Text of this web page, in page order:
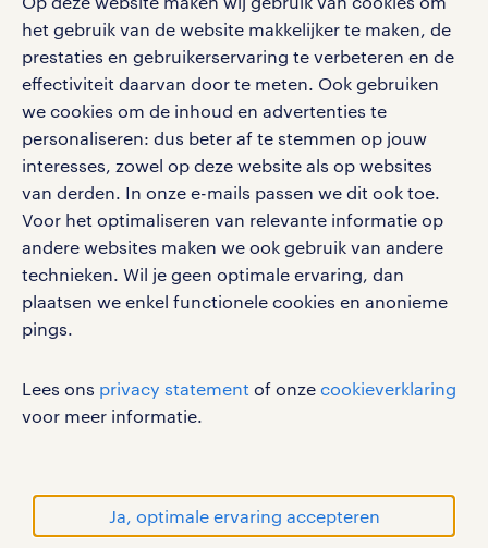
het gebruik van de website makkelijker te maken, de
prestaties en gebruikerservaring te verbeteren en de
effectiviteit daarvan door te meten. Ook gebruiken
we cookies om de inhoud en advertenties te
personaliseren: dus beter af te stemmen op jouw
interesses, zowel op deze website als op websites
van derden. In onze e-mails passen we dit ook toe.
Voor het optimaliseren van relevante informatie op
andere websites maken we ook gebruik van andere
technieken. Wil je geen optimale ervaring, dan
plaatsen we enkel functionele cookies en anonieme
pings.
Lees ons privacy statement of onze cookieverklaring
voor meer informatie.
Ja, optimale ervaring accepteren
social media
Volg ons voor de leukste content omtrent
vacatures, solliciteren en inspiratie.
werken bij randstad
gebruikersvoorwaarden
privacystatement
cookies
handelsmerken van Randstad N.V.